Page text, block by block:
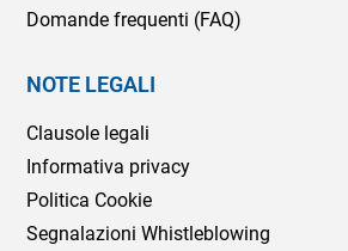
Domande frequenti (FAQ)
NOTE LEGALI
Clausole legali
Informativa privacy
Politica Cookie
Segnalazioni Whistleblowing